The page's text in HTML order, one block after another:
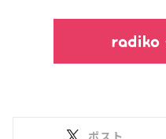
ポスト